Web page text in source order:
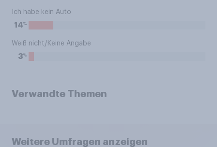
Ich habe kein Auto
14%
Weiß nicht/Keine Angabe
3%
Verwandte Themen
Weitere Umfragen anzeigen